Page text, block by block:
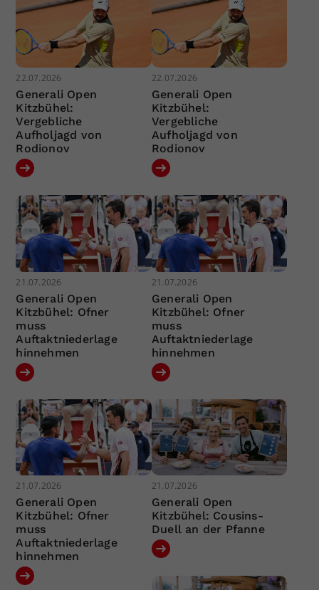
22.07.2026
Generali Open
Kitzbühel:
Vergebliche
Aufholjagd von
Rodionov
22.07.2026
Generali Open
Kitzbühel:
Vergebliche
Aufholjagd von
Rodionov
21.07.2026
Generali Open
Kitzbühel: Ofner
muss
Auftaktniederlage
hinnehmen
21.07.2026
Generali Open
Kitzbühel: Ofner
muss
Auftaktniederlage
hinnehmen
21.07.2026
Generali Open
Kitzbühel: Ofner
muss
Auftaktniederlage
hinnehmen
21.07.2026
Generali Open
Kitzbühel: Cousins-
Duell an der Pfanne